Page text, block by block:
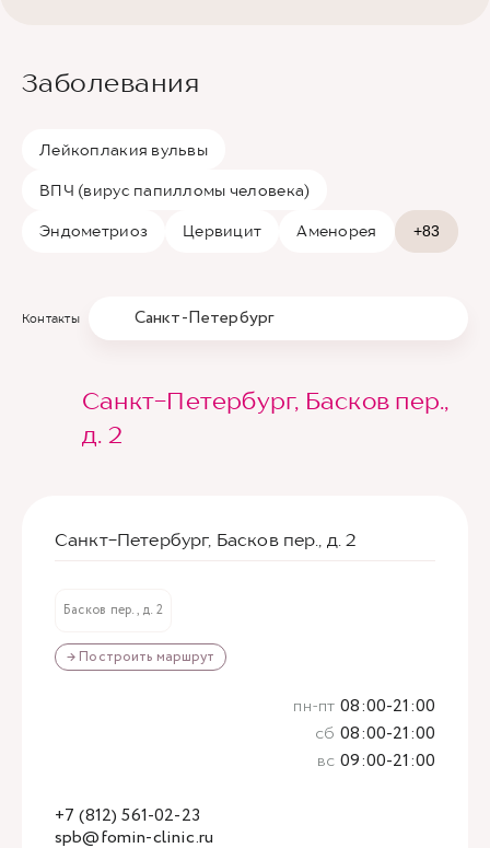
Заболевания
Лейкоплакия вульвы
ВПЧ (вирус папилломы человека)
Эндометриоз Цервицит Аменорея +83
Контакты Санкт-Петербург
Санкт-Петербург, Басков пер.,
д. 2
Санкт-Петербург, Басков пер., д. 2
Басков пер., д. 2
→ Построить маршрут
spb@fomin-clinic.ru
+7 (812) 561-02-23
пн-пт 08:00-21:00
сб 08:00-21:00
вс 09:00-21:00